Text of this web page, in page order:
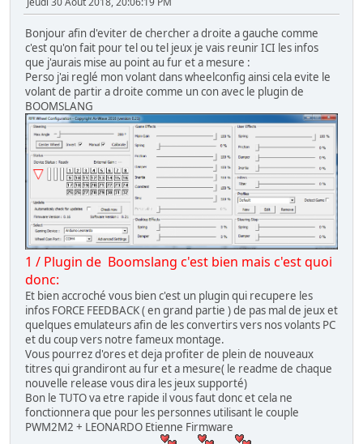
Bonjour afin d'eviter de chercher a droite a gauche comme
c'est qu'on fait pour tel ou tel jeux je vais reunir ICI les infos
que j'aurais mise au point au fur et a mesure :
Perso j'ai reglé mon volant dans wheelconfig ainsi cela evite le
volant de partir a droite comme un con avec le plugin de
BOOMSLANG
1 / Plugin de Boomslang c'est bien mais c'est quoi
donc:
Et bien accroché vous bien c'est un plugin qui recupere les
infos FORCE FEEDBACK ( en grand partie ) de pas mal de jeux et
quelques emulateurs afin de les convertirs vers nos volants PC
et du coup vers notre fameux montage.
Vous pourrez d'ores et deja profiter de plein de nouveaux
titres qui grandiront au fur et a mesure( le readme de chaque
nouvelle release vous dira les jeux supporté)
Bon le TUTO va etre rapide il vous faut donc et cela ne
fonctionnera que pour les personnes utilisant le couple
PWM2M2 + LEONARDO Etienne Firmware